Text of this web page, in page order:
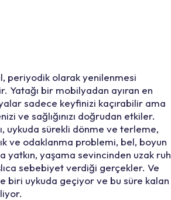
periyodik olarak yenilenmesi
Yatağı bir mobilyadan ayıran en
sadece keyfinizi kaçırabilir ama
ve sağlığınızı doğrudan etkiler.
uykuda sürekli dönme ve terleme,
ve odaklanma problemi, bel, boyun
yatkın, yaşama sevincinden uzak ruh
sebebiyet verdiği gerçekler. Ve
biri uykuda geçiyor ve bu süre kalan